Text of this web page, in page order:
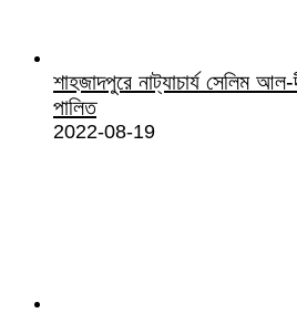
শাহজাদপুরে নাট্যাচার্য সেলিম
পালিত
2022-08-19